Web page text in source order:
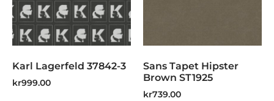
Karl Lagerfeld 37842-3
kr999.00
Sans Tapet Hipster
Brown ST1925
kr739.00